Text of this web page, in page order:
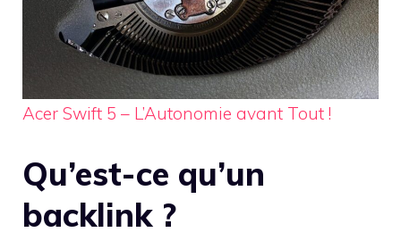
Acer Swift 5 – L’Autonomie avant Tout !
Qu’est-ce qu’un
backlink ?